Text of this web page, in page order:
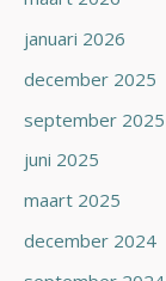
januari 2026
december 2025
september 2025
juni 2025
maart 2025
december 2024